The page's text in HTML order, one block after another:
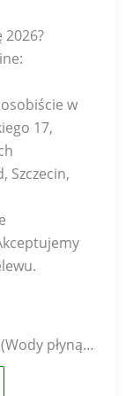
2026?
w
17,
Szczecin,
płyną…